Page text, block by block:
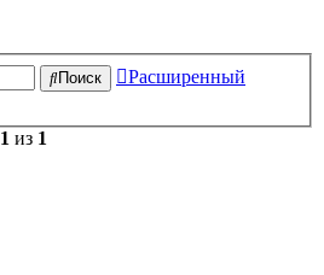
Поиск
Расширенный
1 из 1